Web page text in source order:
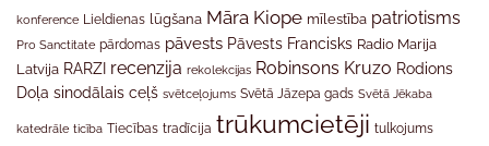
konference Lieldienas lūgšana Māra Kiope mīlestība patriotisms
Pro Sanctitate pārdomas pāvests Pāvests Francisks Radio Marija
Latvija RARZI recenzija rekolekcijas Robinsons Kruzo Rodions
Doļa sinodālais ceļš svētceļojums Svētā Jāzepa gads Svētā Jēkaba
katedrāle ticība Tiecības tradīcija trūkumcietēji tulkojums